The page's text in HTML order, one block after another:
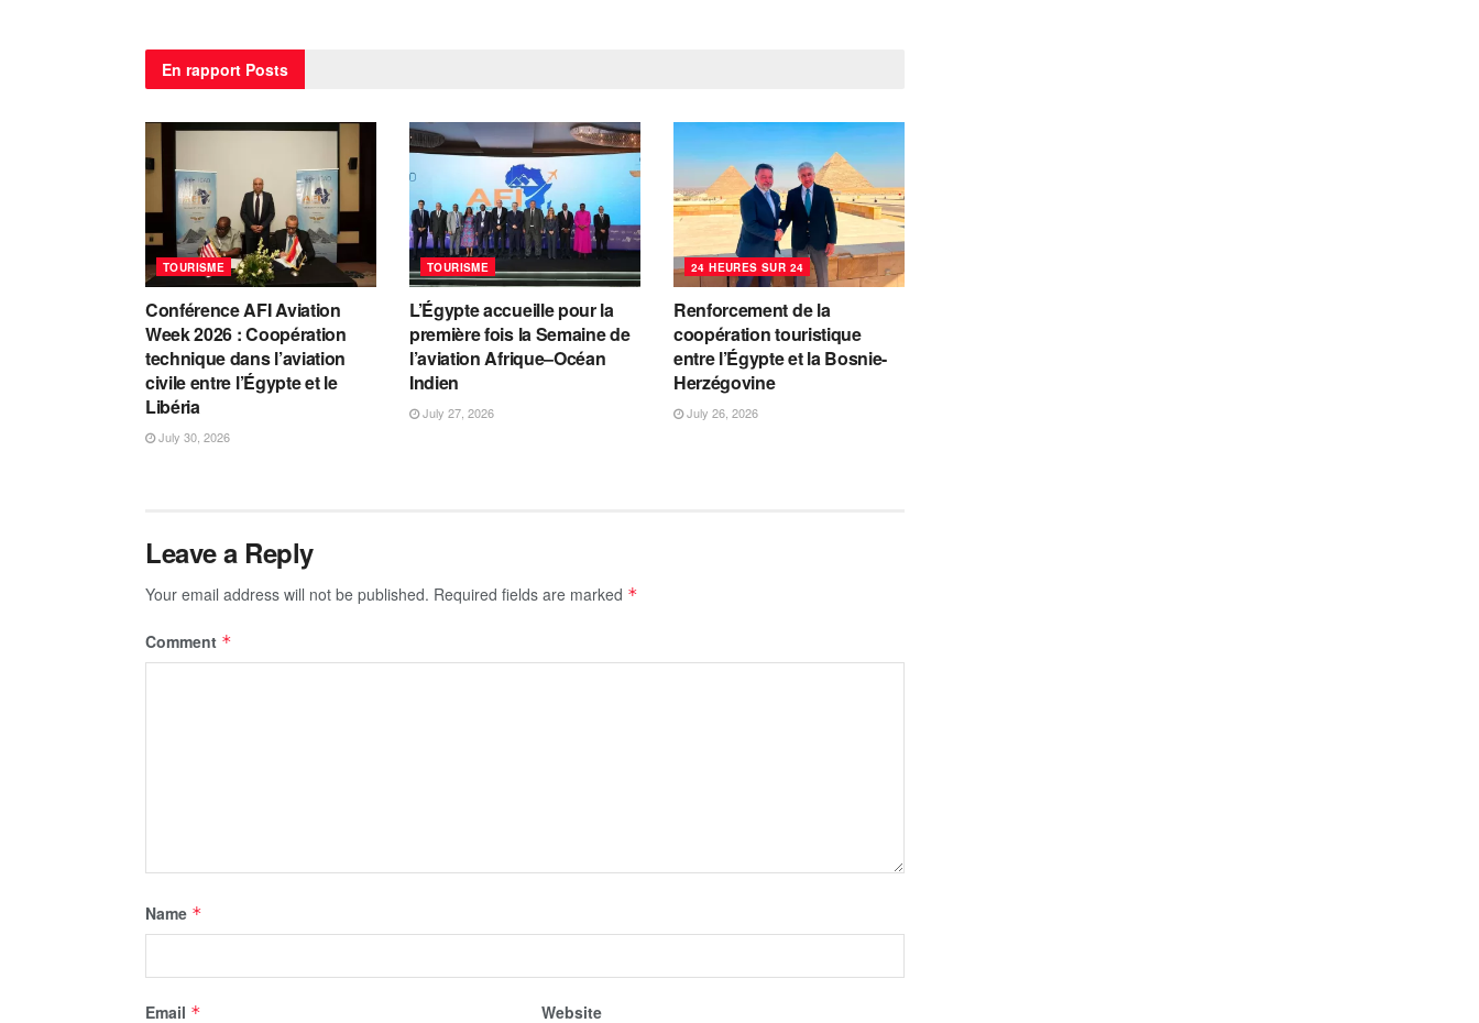
En rapport Posts
TOURISME
Conférence AFI Aviation
Week 2026 : Coopération
technique dans l’aviation
civile entre l’Égypte et le
Libéria
July 30, 2026
TOURISME
L’Égypte accueille pour la
première fois la Semaine de
l’aviation Afrique–Océan
Indien
July 27, 2026
24 HEURES SUR 24
Renforcement de la
coopération touristique
entre l’Égypte et la Bosnie-
Herzégovine
July 26, 2026
Leave a Reply
Your email address will not be published. Required fields are marked *
Comment *
Name *
Email * Website